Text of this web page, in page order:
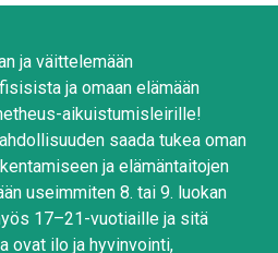
ja väittelemään
ja omaan elämään
aikuistumisleirille!
saada tukea oman
ja elämäntaitojen
useimmiten 8. tai 9. luokan
17–21-vuotiaille ja sitä
ovat ilo ja hyvinvointi,